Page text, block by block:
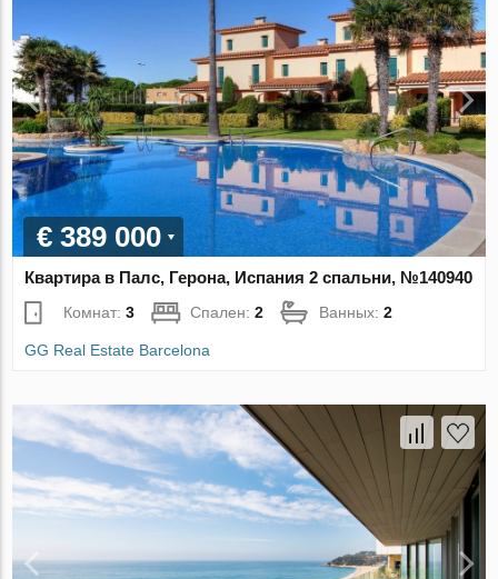
€ 389 000
Квартира в Палс, Герона, Испания 2 спальни, №140940
Комнат:3 Спален:2 Ванных:2
GG Real Estate Barcelona